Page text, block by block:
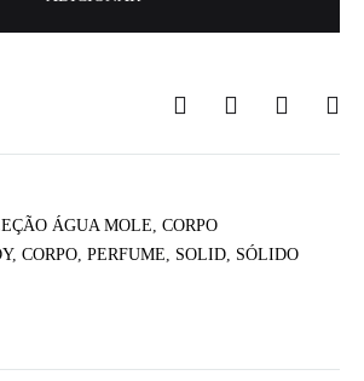
ÁGUA MOLE, CORPO
, CORPO, PERFUME, SOLID, SÓLIDO